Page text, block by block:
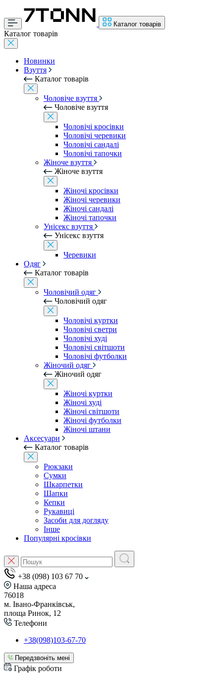
Каталог товарів
Каталог товарів
Новинки
Взуття
Каталог товарів
Чоловіче взуття
Чоловіче взуття
Чоловічі кросівки
Чоловічі черевики
Чоловічі сандалі
Чоловічі тапочки
Жіноче взуття
Жіноче взуття
Жіночі кросівки
Жіночі черевики
Жіночі сандалі
Жіночі тапочки
Унісекс взуття
Унісекс взуття
Черевики
Одяг
Каталог товарів
Чоловічий одяг
Чоловічий одяг
Чоловічі куртки
Чоловічі светри
Чоловічі худі
Чоловічі світшоти
Чоловічі футболки
Жіночий одяг
Жіночий одяг
Жіночі куртки
Жіночі худі
Жіночі світшоти
Жіночі футболки
Жіночі штани
Аксесуари
Каталог товарів
Рюкзаки
Сумки
Шкарпетки
Шапки
Кепки
Рукавиці
Засоби для догляду
Інше
Популярні кросівки
+38 (098) 103 67 70
Наша адреса
76018
м. Івано-Франківськ,
площа Ринок, 12
Телефони
+38(098)103-67-70
Передзвоніть мені
Графік роботи